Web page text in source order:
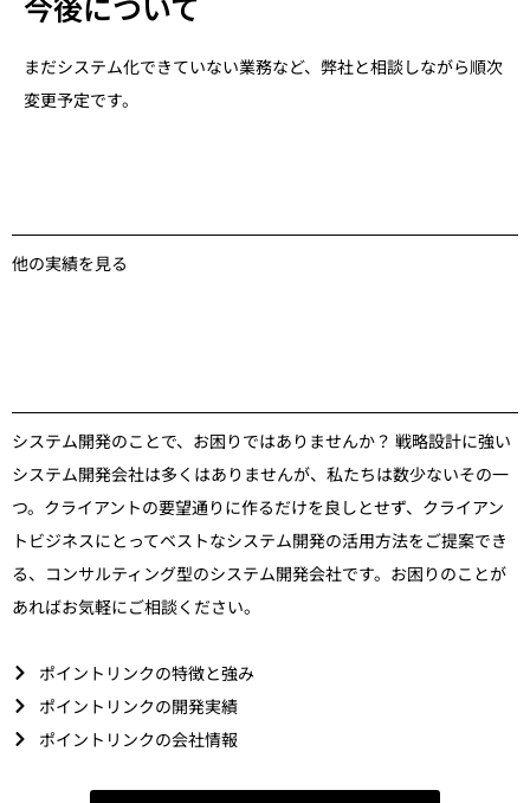
まだシステム化できていない業務など、弊社と相談しながら順次
変更予定です。
他の実績を見る
システム開発のことで、お困りではありませんか？ 戦略設計に強い
システム開発会社は多くはありませんが、私たちは数少ないその一
つ。クライアントの要望通りに作るだけを良しとせず、クライアン
トビジネスにとってベストなシステム開発の活用方法をご提案でき
る、コンサルティング型のシステム開発会社です。お困りのことが
あればお気軽にご相談ください。
ポイントリンクの特徴と強み
ポイントリンクの開発実績
ポイントリンクの会社情報